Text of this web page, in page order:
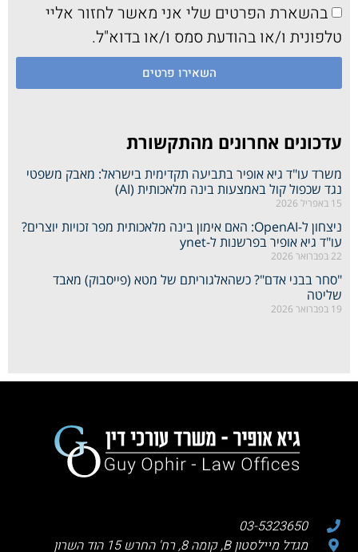
בהשארת הפרטים שלי אני מאשר לחזור אליי
טלפונית ו/או בהודעת סמס ו/או בדוא"ל.
השאירו פרטים
עדכונים אחרונים מהתקשורת
משרד עו"ד גיא אופיר בתביעה תקדימית בישראל: מאבק משפטי
נגד שכפול קול באמצעות בינה מלאכותית (AI)
15 באפריל 2026
ניצחון ל-OpenAI: האם אימון בינה מלאכותית מפר זכויות יוצרים?
עו"ד גיא אופיר בפרשנות ל-ynet
22 בפברואר 2026
"סחר בבני אדם"? כשהאלגוריתם של מטא (פייסבוק) מאבד
שליטה
19 בפברואר 2026
03-5323650
מגדל מיילסטון B, קומה 8, רח' החרש 15 הוד השרון